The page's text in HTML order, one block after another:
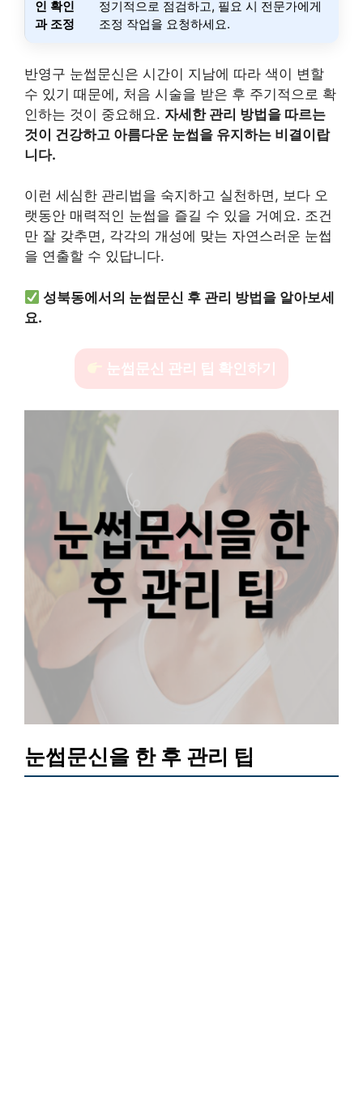
인 확인
과 조정
정기적으로 점검하고, 필요 시 전문가에게
조정 작업을 요청하세요.
반영구 눈썹문신은 시간이 지남에 따라 색이 변할
수 있기 때문에, 처음 시술을 받은 후 주기적으로 확
인하는 것이 중요해요. 자세한 관리 방법을 따르는
것이 건강하고 아름다운 눈썹을 유지하는 비결이랍
니다.
이런 세심한 관리법을 숙지하고 실천하면, 보다 오
랫동안 매력적인 눈썹을 즐길 수 있을 거예요. 조건
만 잘 갖추면, 각각의 개성에 맞는 자연스러운 눈썹
을 연출할 수 있답니다.
성북동에서의 눈썹문신 후 관리 방법을 알아보세
요.
눈썹문신 관리 팁 확인하기
눈썹문신을 한 후 관리 팁